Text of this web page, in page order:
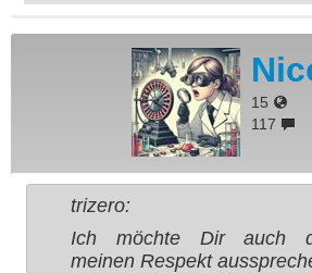
15
117
trizero:
Ich möchte Dir auch
meinen Respekt